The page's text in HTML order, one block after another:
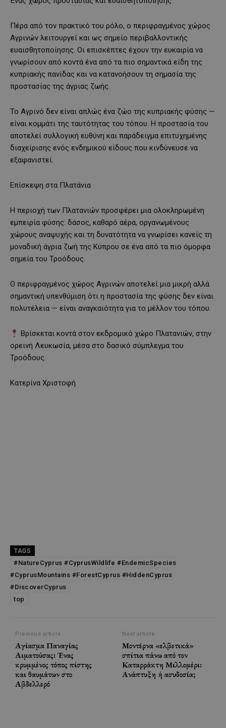
Πέρα από τον πρακτικό του ρόλο, ο περιφραγμένος χώρος
Αγρινών λειτουργεί και ως σημείο περιβαλλοντικής
ευαισθητοποίησης. Οι επισκέπτες έχουν την ευκαιρία να
γνωρίσουν από κοντά ένα από τα πιο σημαντικά είδη της
κυπριακής πανίδας και να κατανοήσουν τη σημασία της
προστασίας της άγριας ζωής.
Το Αγρινό δεν είναι απλώς ένα ζώο της κυπριακής φύσης —
είναι κομμάτι της ταυτότητας του τόπου. Η προστασία του
αποτελεί συλλογική ευθύνη και παράδειγμα επιτυχημένης
διαχείρισης ενός ενδημικού είδους που κινδύνευσε να
εξαφανιστεί.
Επίσκεψη στα Πλατάνια
Η περιοχή των Πλατανιών προσφέρει μια ολοκληρωμένη
εμπειρία φύσης: δάσος, καθαρό αέρα, οργανωμένους
χώρους αναψυχής και τη δυνατότητα να γνωρίσει κανείς τη
μοναδική άγρια ζωή της Κύπρου σε ένα από τα πιο όμορφα
σημεία του Τροόδους.
Ο περιφραγμένος χώρος Αγρινών αποτελεί μια μικρή αλλά
σημαντική υπενθύμιση ότι η προστασία της φύσης δεν είναι
πολυτέλεια — είναι αναγκαιότητα για το μέλλον του τόπου.
Βρίσκεται κοντά στον εκδρομικό χώρο Πλατανιών, στην
ορεινή Λευκωσία, μέσα στο δασικό σύμπλεγμα του
Τροόδους.
Κατερίνα Χριστοφή
TAGS
#NatureCyprus #CyprusWildlife #EndemicSpecies
#CyprusMountains #ForestCyprus #HiddenCyprus
#DiscoverCyprus
top
Previous article
Αγίασμα Παναγίας
Αιματούσας: Ένας
κρυμμένος τόπος πίστης
και θαυμάτων στο
Αβδελλερό
Next article
Μοντέρνα «ελβετικά»
σπίτια πάνω από τον
Καταρράκτη Μιλλομέρι:
Ανάπτυξη ή ασυδοσία;